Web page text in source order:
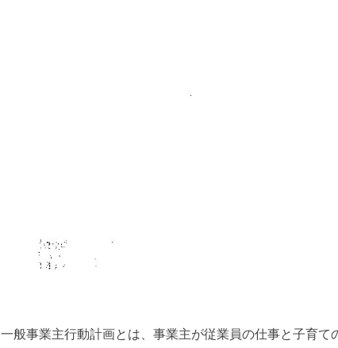
一般事業主行動計画とは、事業主が従業員の仕事と子育